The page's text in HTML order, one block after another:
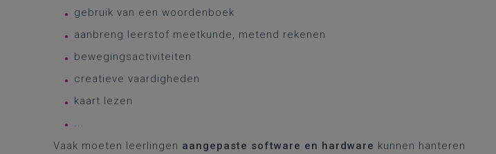
gebruik van een woordenboek
aanbreng leerstof meetkunde, metend rekenen
bewegingsactiviteiten
creatieve vaardigheden
kaart lezen
...
Vaak moeten leerlingen aangepaste software en hardware kunnen hanteren